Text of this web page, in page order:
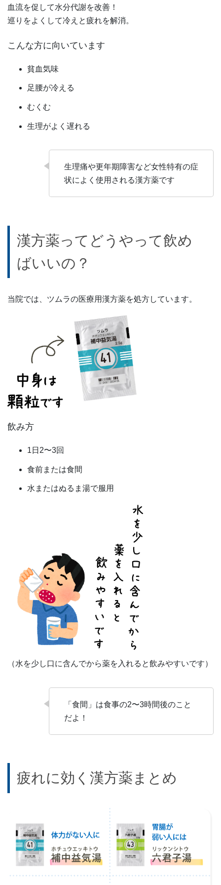
血流を促して水分代謝を改善！
巡りをよくして冷えと疲れを解消。
こんな方に向いています
貧血気味
足腰が冷える
むくむ
生理がよく遅れる
生理痛や更年期障害など女性特有の症
状によく使用される漢方薬です
漢方薬ってどうやって飲め
ばいいの？
当院では、ツムラの医療用漢方薬を処方しています。
飲み方
1日2〜3回
食前または食間
水またはぬるま湯で服用
（水を少し口に含んでから薬を入れると飲みやすいです）
「食間」は食事の2〜3時間後のこと
だよ！
疲れに効く漢方薬まとめ